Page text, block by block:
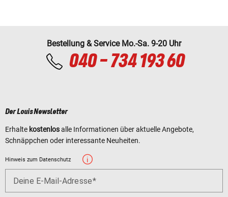
Bestellung & Service Mo.-Sa. 9-20 Uhr
040 - 734 193 60
Der Louis Newsletter
Erhalte kostenlosalle Informationen über aktuelle Angebote,
Schnäppchen oder interessante Neuheiten.
Hinweis zum Datenschutz
Deine E-Mail-Adresse